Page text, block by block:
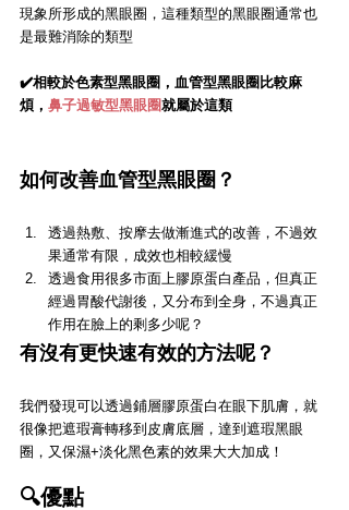
現象所形成的黑眼圈，這種類型的黑眼圈通常也
是最難消除的類型
✔️相較於色素型黑眼圈，血管型黑眼圈比較麻
煩， 鼻子過敏型黑眼圈就屬於這類
如何改善血管型黑眼圈？
透過熱敷、按摩去做漸進式的改善，不過效
果通常有限，成效也相較緩慢
透過食用很多市面上膠原蛋白產品，但真正
經過胃酸代謝後，又分布到全身，不過真正
作用在臉上的剩多少呢？
有沒有更快速有效的方法呢？
我們發現可以透過鋪層膠原蛋白在眼下肌膚，就
很像把遮瑕膏轉移到皮膚底層，達到遮瑕黑眼
圈，又保濕+淡化黑色素的效果大大加成！
🔍優點